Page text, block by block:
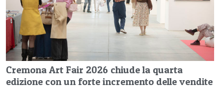
Cremona Art Fair 2026 chiude la quarta
edizione con un forte incremento delle vendite